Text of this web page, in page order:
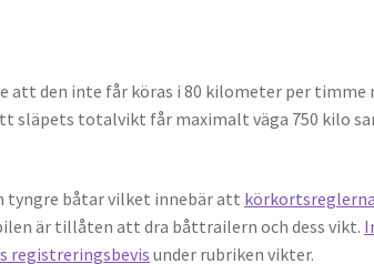
den inte får köras i 80 kilometer per timme
släpets totalvikt får maximalt väga 750 kilo
tyngre båtar vilket innebär att
är tillåten att dra båttrailern och dess vikt.
registreringsbevisunder rubriken vikter.